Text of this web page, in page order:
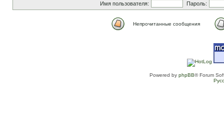
Имя пользователя: Пароль:
Непрочитанные сообщения
Powered by phpBB® Forum